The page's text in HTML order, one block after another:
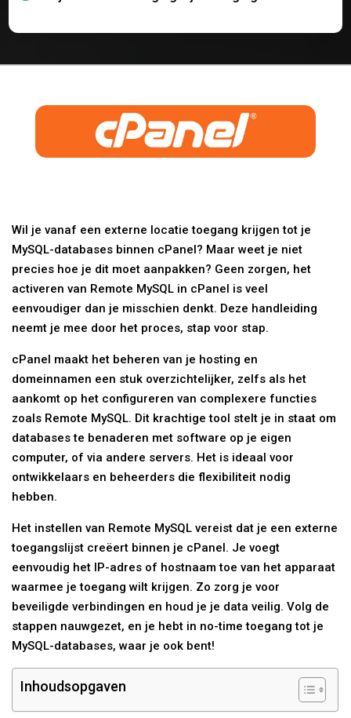
Wil je vanaf een externe locatie toegang krijgen tot je
MySQL-databases binnen cPanel? Maar weet je niet
precies hoe je dit moet aanpakken? Geen zorgen, het
activeren van Remote MySQL in cPanel is veel
eenvoudiger dan je misschien denkt. Deze handleiding
neemt je mee door het proces, stap voor stap.
cPanel maakt het beheren van je hosting en
domeinnamen een stuk overzichtelijker, zelfs als het
aankomt op het configureren van complexere functies
zoals Remote MySQL. Dit krachtige tool stelt je in staat om
databases te benaderen met software op je eigen
computer, of via andere servers. Het is ideaal voor
ontwikkelaars en beheerders die flexibiliteit nodig
hebben.
Het instellen van Remote MySQL vereist dat je een externe
toegangslijst creëert binnen je cPanel. Je voegt
eenvoudig het IP-adres of hostnaam toe van het apparaat
waarmee je toegang wilt krijgen. Zo zorg je voor
beveiligde verbindingen en houd je je data veilig. Volg de
stappen nauwgezet, en je hebt in no-time toegang tot je
MySQL-databases, waar je ook bent!
Inhoudsopgaven